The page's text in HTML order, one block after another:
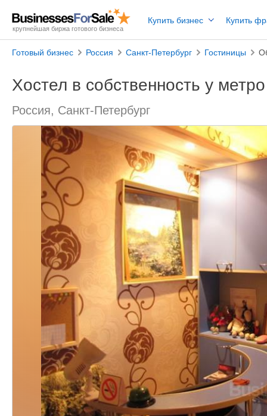
крупнейшая биржа готового бизнеса
Купить бизнес Купить
Готовый бизнес Россия Санкт-Петербург Гостиницы
Хостел в собственность у
Россия, Санкт-Петербург